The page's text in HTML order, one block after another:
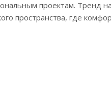
проектам. Тренд
пространства, где